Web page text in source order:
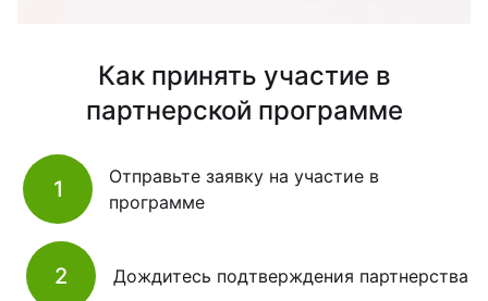
Как принять участие в
партнерской программе
1
Отправьте заявку на участие в
программе
2 Дождитесь подтверждения партнерства